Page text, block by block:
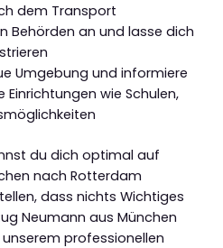
dem Transport
Behörden an und lasse dich
Umgebung und informiere
wie Schulen,
du dich optimal auf
nach Rotterdam
dass nichts Wichtiges
Neumann aus München
professionellen